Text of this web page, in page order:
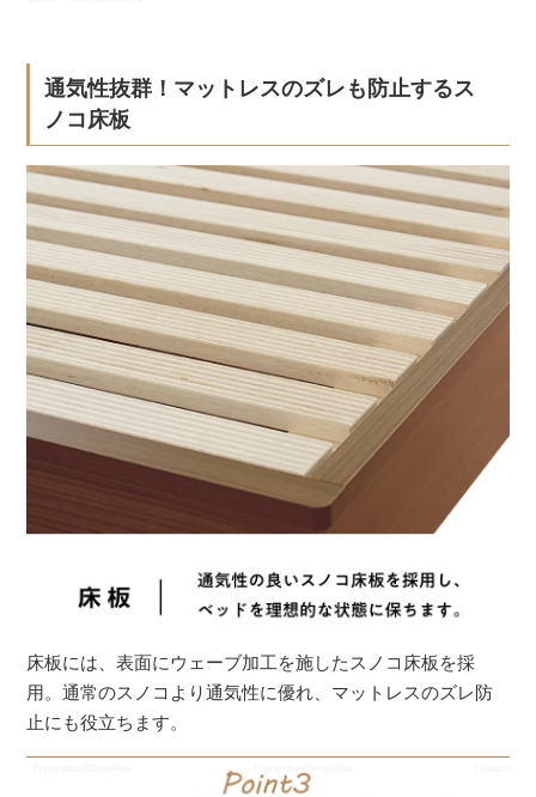
通気性抜群！マットレスのズレも防止するス
ノコ床板
床板には、表面にウェーブ加工を施したスノコ床板を採
用。通常のスノコより通気性に優れ、マットレスのズレ防
止にも役立ちます。